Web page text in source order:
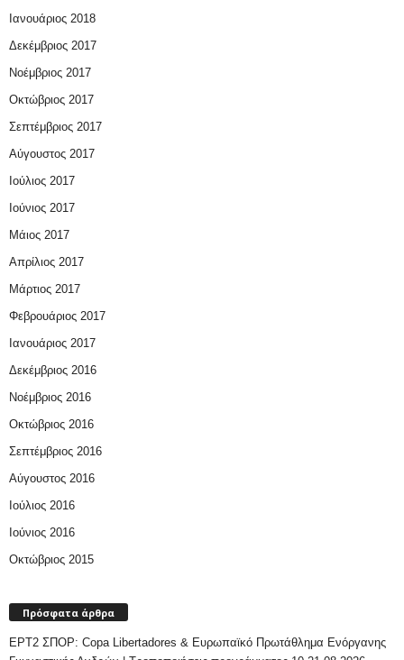
Ιανουάριος 2018
Δεκέμβριος 2017
Νοέμβριος 2017
Οκτώβριος 2017
Σεπτέμβριος 2017
Αύγουστος 2017
Ιούλιος 2017
Ιούνιος 2017
Μάιος 2017
Απρίλιος 2017
Μάρτιος 2017
Φεβρουάριος 2017
Ιανουάριος 2017
Δεκέμβριος 2016
Νοέμβριος 2016
Οκτώβριος 2016
Σεπτέμβριος 2016
Αύγουστος 2016
Ιούλιος 2016
Ιούνιος 2016
Οκτώβριος 2015
Πρόσφατα άρθρα
ΕΡΤ2 ΣΠΟΡ: Copa Libertadores & Ευρωπαϊκό Πρωτάθλημα Ενόργανης